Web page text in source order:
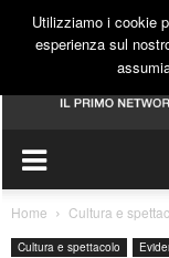
Home Cultura e
Cultura e spettacolo
Utilizziamo i cookie
esperienza sul